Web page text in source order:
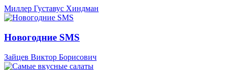
Миллер Густавус Хиндман
Новогодние SMS
Зайцев Виктор Борисович